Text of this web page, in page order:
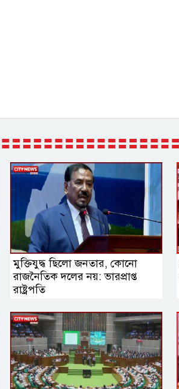
মুক্তিযুদ্ধ ছিলো জনতার, কোনো
রাজনৈতিক দলের নয়: ভারপ্রাপ্ত
রাষ্ট্রপতি